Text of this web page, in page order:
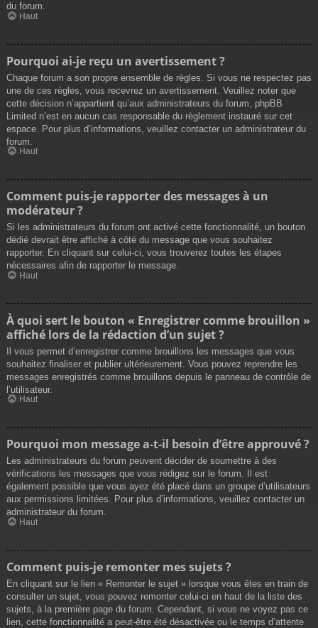
du forum.
Haut
Pourquoi ai-je reçu un avertissement ?
Chaque forum a son propre ensemble de règles. Si vous ne respectez pas
une de ces règles, vous recevrez un avertissement. Veuillez noter que
cette décision n’appartient qu’aux administrateurs du forum, phpBB
Limited n’est en aucun cas responsable du règlement instauré sur cet
espace. Pour plus d’informations, veuillez contacter un administrateur du
forum.
Haut
Comment puis-je rapporter des messages à un
modérateur ?
Si les administrateurs du forum ont activé cette fonctionnalité, un bouton
dédié devrait être affiché à côté du message que vous souhaitez
rapporter. En cliquant sur celui-ci, vous trouverez toutes les étapes
nécessaires afin de rapporter le message.
Haut
À quoi sert le bouton « Enregistrer comme brouillon »
affiché lors de la rédaction d’un sujet ?
Il vous permet d’enregistrer comme brouillons les messages que vous
souhaitez finaliser et publier ultérieurement. Vous pouvez reprendre les
messages enregistrés comme brouillons depuis le panneau de contrôle de
l’utilisateur.
Haut
Pourquoi mon message a-t-il besoin d’être approuvé ?
Les administrateurs du forum peuvent décider de soumettre à des
vérifications les messages que vous rédigez sur le forum. Il est
également possible que vous ayez été placé dans un groupe d’utilisateurs
aux permissions limitées. Pour plus d’informations, veuillez contacter un
administrateur du forum.
Haut
Comment puis-je remonter mes sujets ?
En cliquant sur le lien « Remonter le sujet » lorsque vous êtes en train de
consulter un sujet, vous pouvez remonter celui-ci en haut de la liste des
sujets, à la première page du forum. Cependant, si vous ne voyez pas ce
lien, cette fonctionnalité a peut-être été désactivée ou le temps d’attente